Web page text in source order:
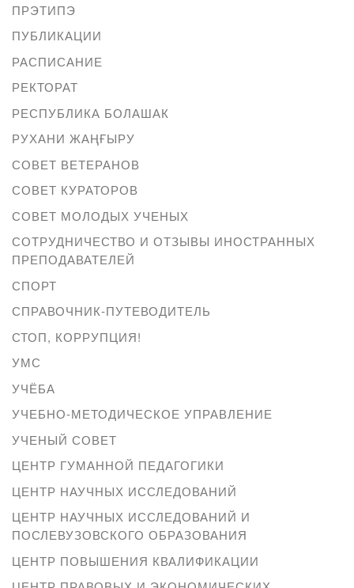
ПРЭТИПЭ
ПУБЛИКАЦИИ
РАСПИСАНИЕ
РЕКТОРАТ
РЕСПУБЛИКА БОЛАШАК
РУХАНИ ЖАҢҒЫРУ
СОВЕТ ВЕТЕРАНОВ
СОВЕТ КУРАТОРОВ
СОВЕТ МОЛОДЫХ УЧЕНЫХ
СОТРУДНИЧЕСТВО И ОТЗЫВЫ ИНОСТРАННЫХ
ПРЕПОДАВАТЕЛЕЙ
СПОРТ
СПРАВОЧНИК-ПУТЕВОДИТЕЛЬ
СТОП, КОРРУПЦИЯ!
УМС
УЧЁБА
УЧЕБНО-МЕТОДИЧЕСКОЕ УПРАВЛЕНИЕ
УЧЕНЫЙ СОВЕТ
ЦЕНТР ГУМАННОЙ ПЕДАГОГИКИ
ЦЕНТР НАУЧНЫХ ИССЛЕДОВАНИЙ
ЦЕНТР НАУЧНЫХ ИССЛЕДОВАНИЙ И
ПОСЛЕВУЗОВСКОГО ОБРАЗОВАНИЯ
ЦЕНТР ПОВЫШЕНИЯ КВАЛИФИКАЦИИ